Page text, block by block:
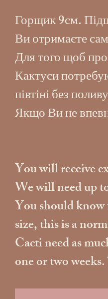
Горщик 9см.
Ви отримаєте
Для того щоб
Кактуси
півтіні без
Якщо Ви не
You will receive
We will need up
You should
size, this is a
Cacti need as
one or two